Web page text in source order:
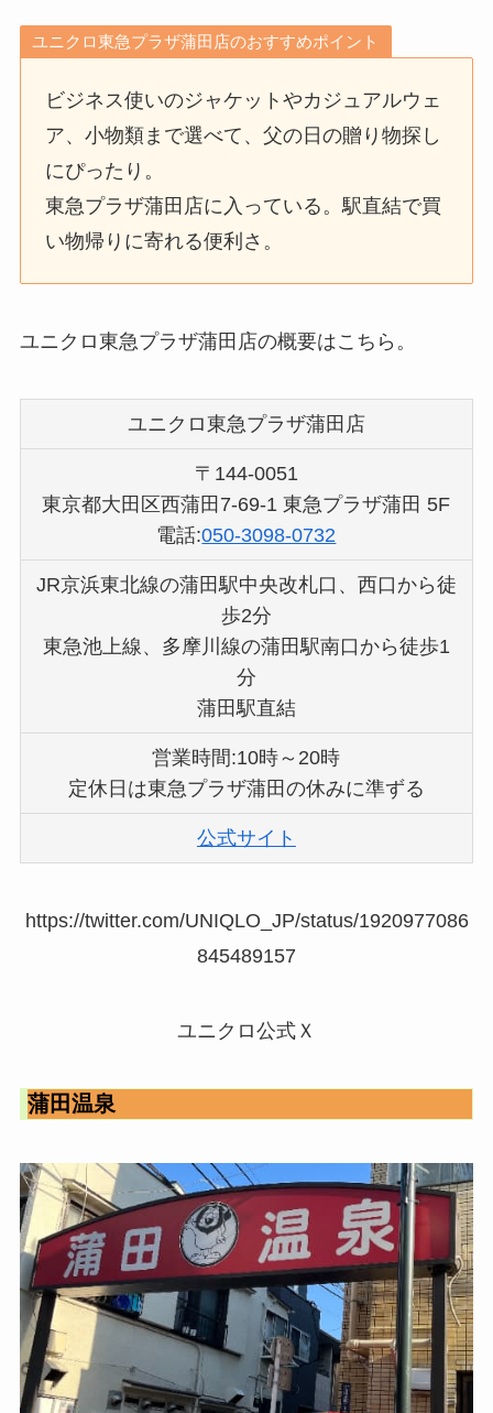
ユニクロ東急プラザ蒲田店のおすすめポイント
ビジネス使いのジャケットやカジュアルウェ
ア、小物類まで選べて、父の日の贈り物探し
にぴったり。
東急プラザ蒲田店に入っている。駅直結で買
い物帰りに寄れる便利さ。
ユニクロ東急プラザ蒲田店の概要はこちら。
ユニクロ東急プラザ蒲田店
〒144-0051
東京都大田区西蒲田7-69-1 東急プラザ蒲田 5F
電話:050-3098-0732
JR京浜東北線の蒲田駅中央改札口、西口から徒
歩2分
東急池上線、多摩川線の蒲田駅南口から徒歩1
分
蒲田駅直結
営業時間:10時～20時
定休日は東急プラザ蒲田の休みに準ずる
公式サイト
https://twitter.com/UNIQLO_JP/status/1920977086
845489157
ユニクロ公式Ｘ
蒲田温泉